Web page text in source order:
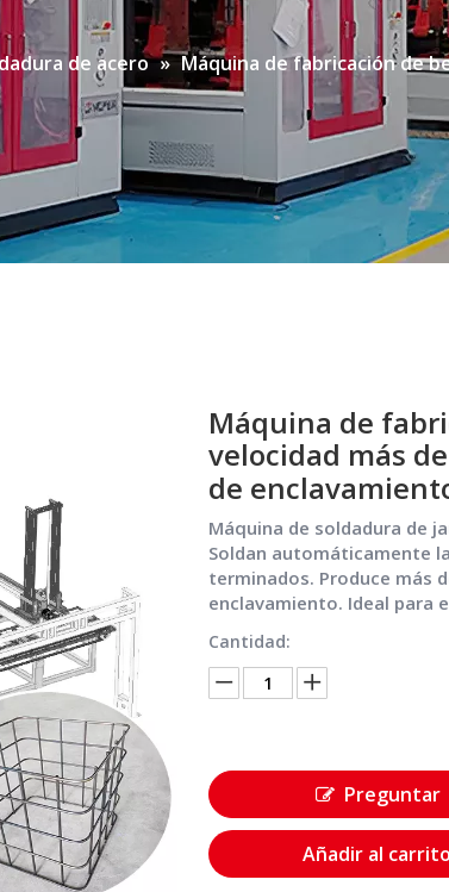
de acero » Máquina de fabricación de
Máquina de
velocidad más
de
Máquina de soldadura de
Soldan automáticamente
terminados. Produce más
enclavamiento. Ideal para
Cantidad:
Preguntar
Añadir al carrito